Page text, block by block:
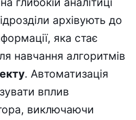
архівують до
яка стає
навчання алгоритмів
. Автоматизація
вплив
виключаючи